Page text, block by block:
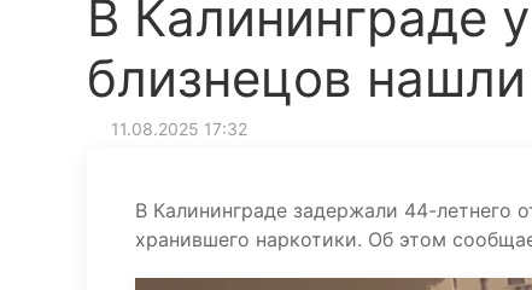
В Калининграде
близнецов
11.08.2025 17:32
В Калининграде задержали 44-
хранившего наркотики. Об этом